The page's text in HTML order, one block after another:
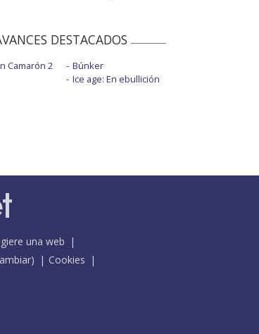
DESTACADOS
Camarón 2
Búnker
Ice age: En ebullición
una web
)
Cookies